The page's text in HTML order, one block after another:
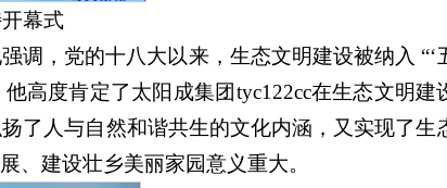
幕式
调，党的十八大以来，生态文明建设被纳入 “‘
高度肯定了太阳成集团tyc122cc在生态文明建
了人与自然和谐共生的文化内涵，又实现了生
、建设壮乡美丽家园意义重大。